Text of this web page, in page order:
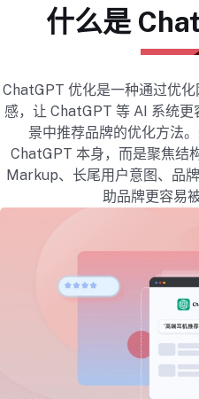
什么是
ChatGPT 优化是一种通过优
感，让 ChatGPT 等 AI 系统
景中推荐品牌的优化方法
ChatGPT 本身，而是聚焦结
Markup、长尾用户意图、品
助品牌更容易